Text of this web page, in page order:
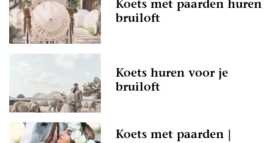
Koets met paarden huren
bruiloft
Koets huren voor je
bruiloft
Koets met paarden |